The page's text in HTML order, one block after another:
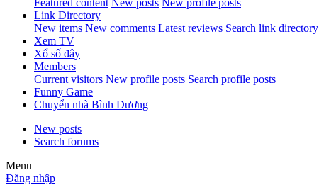
Featured content New posts New profile posts
Link Directory
New items New comments Latest reviews Search link directory
Xem TV
Xổ số đây
Members
Current visitors New profile posts Search profile posts
Funny Game
Chuyển nhà Bình Dương
New posts
Search forums
Menu
Đăng nhập